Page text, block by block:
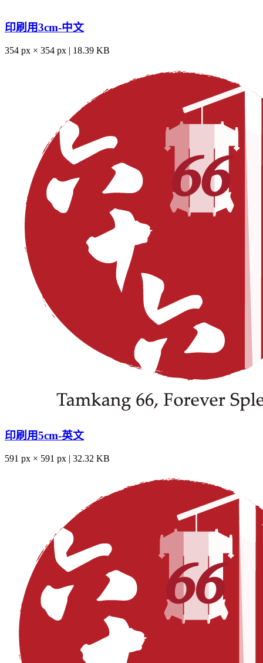
印刷用3cm-中文
354 px × 354 px | 18.39 KB
印刷用5cm-英文
591 px × 591 px | 32.32 KB